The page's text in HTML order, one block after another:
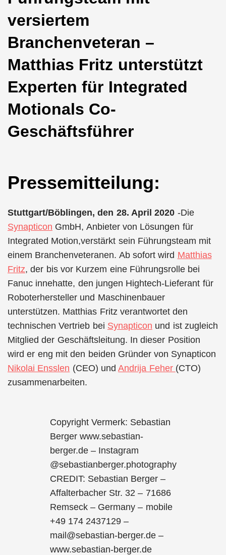
versiertem
Branchenveteran –
Matthias Fritz unterstützt
Experten für Integrated
Motionals Co-
Geschäftsführer
Pressemitteilung:
Stuttgart/Böblingen, den 28. April 2020 -Die
Synapticon GmbH, Anbieter von Lösungen für
Integrated Motion,verstärkt sein Führungsteam mit
einem Branchenveteranen. Ab sofort wird Matthias
Fritz, der bis vor Kurzem eine Führungsrolle bei
Fanuc innehatte, den jungen Hightech-Lieferant für
Roboterhersteller und Maschinenbauer
unterstützen. Matthias Fritz verantwortet den
technischen Vertrieb bei Synapticon und ist zugleich
Mitglied der Geschäftsleitung. In dieser Position
wird er eng mit den beiden Gründer von Synapticon
Nikolai Ensslen (CEO) undAndrija Feher (CTO)
zusammenarbeiten.
Copyright Vermerk: Sebastian
Berger www.sebastian-
berger.de – Instagram
@sebastianberger.photography
CREDIT: Sebastian Berger –
Affalterbacher Str. 32 – 71686
Remseck – Germany – mobile
+49 174 2437129 –
mail@sebastian-berger.de –
www.sebastian-berger.de